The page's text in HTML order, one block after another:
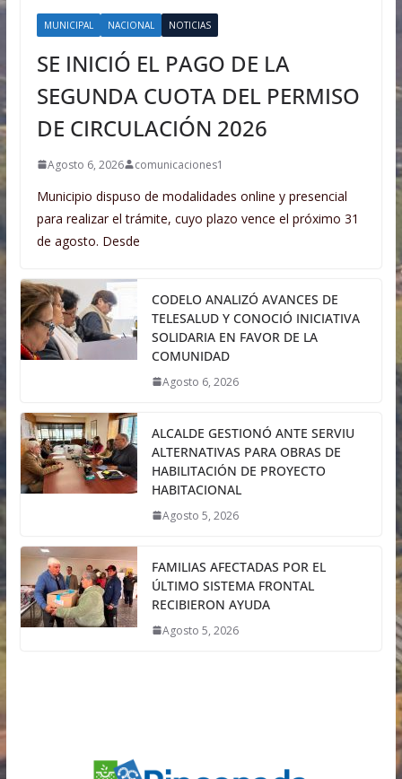
MUNICIPAL NACIONAL NOTICIAS
SE INICIÓ EL PAGO DE LA
SEGUNDA CUOTA DEL PERMISO
DE CIRCULACIÓN 2026
Agosto 6, 2026 comunicaciones1
Municipio dispuso de modalidades online y presencial
para realizar el trámite, cuyo plazo vence el próximo 31
de agosto. Desde
CODELO ANALIZÓ AVANCES DE
TELESALUD Y CONOCIÓ INICIATIVA
SOLIDARIA EN FAVOR DE LA
COMUNIDAD
Agosto 6, 2026
ALCALDE GESTIONÓ ANTE SERVIU
ALTERNATIVAS PARA OBRAS DE
HABILITACIÓN DE PROYECTO
HABITACIONAL
Agosto 5, 2026
FAMILIAS AFECTADAS POR EL
ÚLTIMO SISTEMA FRONTAL
RECIBIERON AYUDA
Agosto 5, 2026